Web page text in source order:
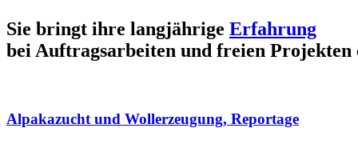
Sie bringt ihre langjährige Erfahrung
bei Auftragsarbeiten und freien Projekten
Alpakazucht und Wollerzeugung, Reportage